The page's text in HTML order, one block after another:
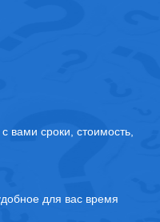
вами сроки, стоимость,
для вас время